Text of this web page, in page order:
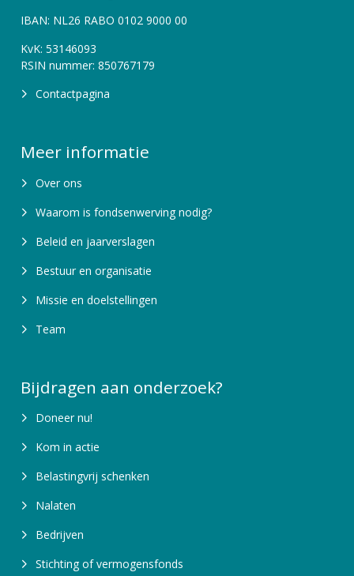
IBAN: NL26 RABO 0102 9000 00
KvK: 53146093
RSIN nummer: 850767179
Contactpagina
Meer informatie
Over ons
Waarom is fondsenwerving nodig?
Beleid en jaarverslagen
Bestuur en organisatie
Missie en doelstellingen
Team
Bijdragen aan onderzoek?
Doneer nu!
Kom in actie
Belastingvrij schenken
Nalaten
Bedrijven
Stichting of vermogensfonds